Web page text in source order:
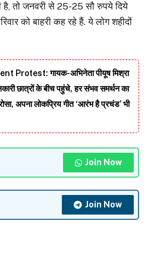
है, तो जनवरी से 25-25 सौ रुपये दिये
को बाहरी कह रहे हैं. ये लोग शहीदों
Protest: गायक-अभिनेता पीयूष मिश्रा
छात्रों के बीच पहुंचे, हर संभव समर्थन का
अपना लोकप्रिय गीत ‘आरंभ है प्रचंड’ भी
Join Now
Join Now